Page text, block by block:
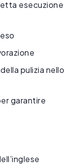
esecuzione
pulizia nello
garantire